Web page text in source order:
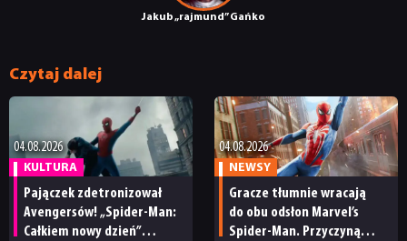
NEWSY
RECENZJE
PUBLICYSTYKA
Jakub „rajmund” Gańko
Czytaj dalej
04.08.2026
KULTURA
Pajączek zdetronizował
Avengersów! „Spider-Man:
Całkiem nowy dzień”
04.08.2026
NEWSY
Gracze tłumnie wracają
do obu odsłon Marvel’s
Spider-Man. Przyczyną